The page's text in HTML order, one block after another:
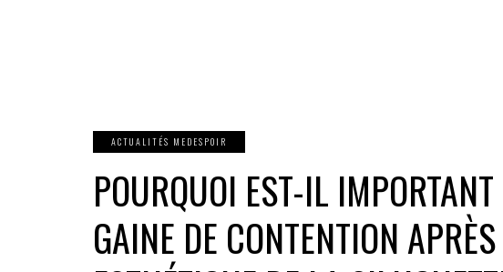
ACTUALITÉS MEDESPOIR
POURQUOI EST-IL
GAINE DE CONTENTION